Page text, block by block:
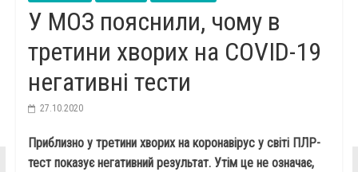
У МОЗ пояснили, чому в
третини хворих на COVID-19
негативні тести
27.10.2020
Приблизно у третини хворих на коронавірус у світі ПЛР-
тест показує негативний результат. Утім це не означає,